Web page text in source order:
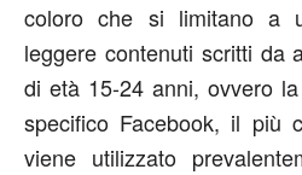
coloro che si limitano a
leggere contenuti scritti da
di età 15-24 anni, ovvero
specifico Facebook, il più
viene utilizzato